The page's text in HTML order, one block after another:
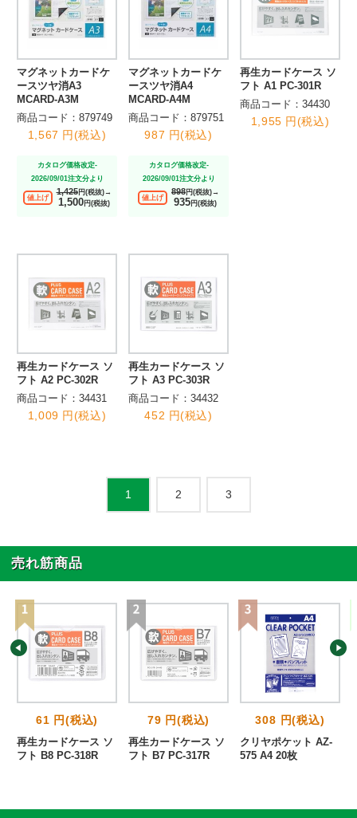
マグネットカードケ
ースツヤ消A3
MCARD-A3M
商品コード：879749
1,567 円(税込)
カタログ価格改定-
2026/09/01注文分より
値上げ
1,425円(税抜)→
1,500円(税抜)
マグネットカードケ
ースツヤ消A4
MCARD-A4M
商品コード：879751
987 円(税込)
カタログ価格改定-
2026/09/01注文分より
値上げ
898 円(税抜)→
935 円(税抜)
再生カードケース ソ
フト A1 PC-301R
商品コード：34430
1,955 円(税込)
再生カードケース ソ
フト A2 PC-302R
商品コード：34431
1,009 円(税込)
再生カードケース ソ
フト A3 PC-303R
商品コード：34432
452 円(税込)
1 2 3
売れ筋商品
61 円(税込)
再生カードケース ソ
フト B8 PC-318R
79 円(税込)
再生カードケース ソ
フト B7 PC-317R
308 円(税込)
クリヤポケット AZ-
575 A4 20枚